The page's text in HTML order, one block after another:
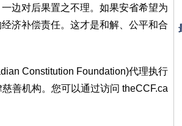
边对后果置之不理。如果安省希望为
济补偿责任。这才是和解、公平和合
Constitution Foundation)代理执行
善机构。您可以通过访问 theCCF.ca